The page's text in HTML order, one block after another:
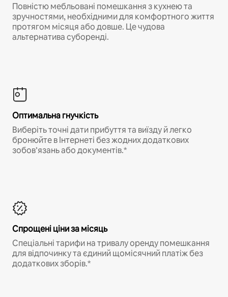
Повністю мебльовані помешкання з кухнею та
зручностями, необхідними для комфортного життя
протягом місяця або довше. Це чудова
альтернатива суборенді.
Оптимальна гнучкість
Виберіть точні дати прибуття та виїзду й легко
бронюйте в Інтернеті без жодних додаткових
зобов’язань або документів.*
Спрощені ціни за місяць
Спеціальні тарифи на тривалу оренду помешкання
для відпочинку та єдиний щомісячний платіж без
додаткових зборів.*